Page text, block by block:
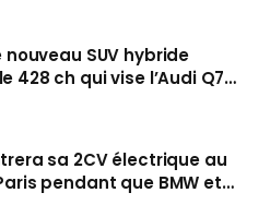
nouveau SUV hybride
428 ch qui vise l’Audi Q7
cet automne
sa 2CV électrique au
pendant que BMW et
le salon